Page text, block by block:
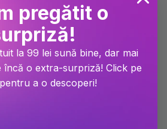
pregătit o
la 99 lei sună bine, dar mai
încă o extra-surpriză! Click pe
a o descoperi!